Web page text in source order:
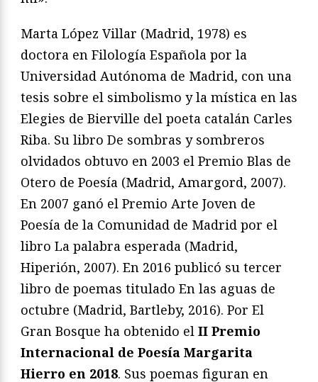
Marta López Villar (Madrid, 1978) es
doctora en Filología Española por la
Universidad Autónoma de Madrid, con una
tesis sobre el simbolismo y la mística en las
Elegies de Bierville del poeta catalán Carles
Riba. Su libro De sombras y sombreros
olvidados obtuvo en 2003 el Premio Blas de
Otero de Poesía (Madrid, Amargord, 2007).
En 2007 ganó el Premio Arte Joven de
Poesía de la Comunidad de Madrid por el
libro La palabra esperada (Madrid,
Hiperión, 2007). En 2016 publicó su tercer
libro de poemas titulado En las aguas de
octubre (Madrid, Bartleby, 2016). Por El
Gran Bosque ha obtenido el II Premio
Internacional de Poesía Margarita
Hierro en 2018. Sus poemas figuran en